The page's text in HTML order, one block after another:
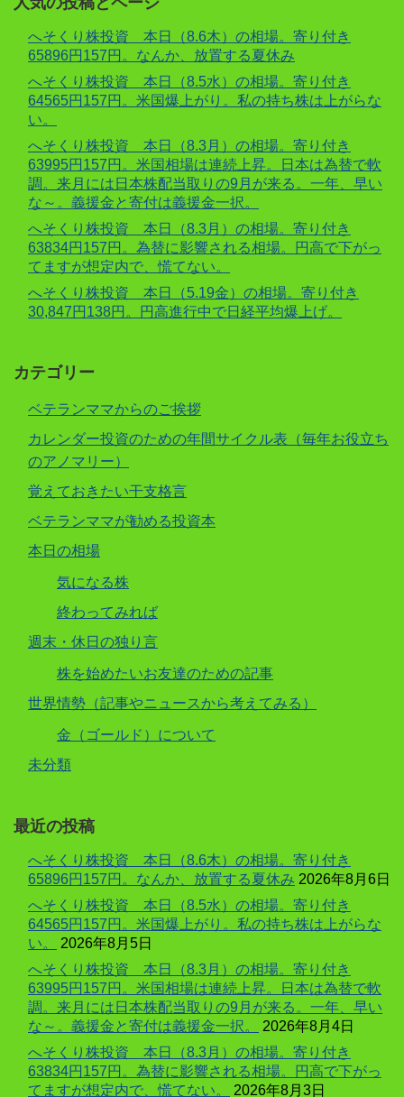
へそくり株投資 本日（8.6木）の相場。寄り付き
65896円157円。なんか、放置する夏休み
へそくり株投資 本日（8.5水）の相場。寄り付き
64565円157円。米国爆上がり。私の持ち株は上がらな
い。
へそくり株投資 本日（8.3月）の相場。寄り付き
63995円157円。米国相場は連続上昇。日本は為替で軟
調。来月には日本株配当取りの9月が来る。一年、早い
な～。義援金と寄付は義援金一択。
へそくり株投資 本日（8.3月）の相場。寄り付き
63834円157円。為替に影響される相場。円高で下がっ
てますが想定内で、慌てない。
へそくり株投資 本日（5.19金）の相場。寄り付き
30,847円138円。円高進行中で日経平均爆上げ。
カテゴリー
ベテランママからのご挨拶
カレンダー投資のための年間サイクル表（毎年お役立ち
のアノマリー）
覚えておきたい干支格言
ベテランママが勧める投資本
本日の相場
気になる株
終わってみれば
週末・休日の独り言
株を始めたいお友達のための記事
世界情勢（記事やニュースから考えてみる）
金（ゴールド）について
未分類
最近の投稿
へそくり株投資 本日（8.6木）の相場。寄り付き
65896円157円。なんか、放置する夏休み 2026年8月6日
へそくり株投資 本日（8.5水）の相場。寄り付き
64565円157円。米国爆上がり。私の持ち株は上がらな
い。
2026年8月5日
へそくり株投資 本日（8.3月）の相場。寄り付き
63995円157円。米国相場は連続上昇。日本は為替で軟
調。来月には日本株配当取りの9月が来る。一年、早い
な～。義援金と寄付は義援金一択。
2026年8月4日
へそくり株投資 本日（8.3月）の相場。寄り付き
63834円157円。為替に影響される相場。円高で下がっ
てますが想定内で、慌てない。
2026年8月3日